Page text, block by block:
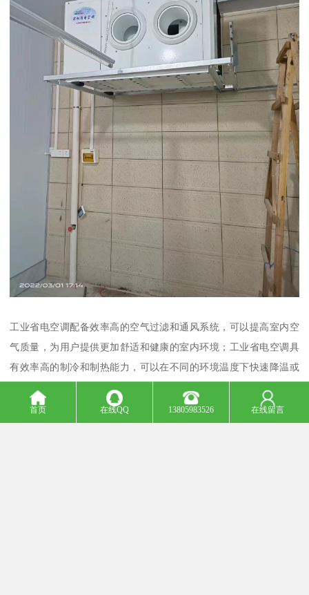
工业省电空调配备效率高的空气过滤和通风系统，可以提高室内空
气质量，为用户提供更加舒适和健康的室内环境；工业省电空调具
有效率高的制冷和制热能力，可以在不同的环境温度下快速降温或
加热，保证室内温度的稳定和舒适。
首页 在线QQ 13805983526 在线留言